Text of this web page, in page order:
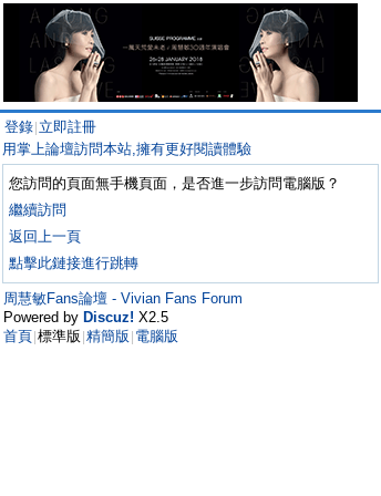
登錄 立即註冊
用掌上論壇訪問本站,擁有更好閱讀體驗
您訪問的頁面無手機頁面，是否進一步訪問電腦版？
繼續訪問
返回上一頁
點擊此鏈接進行跳轉
周慧敏Fans論壇 - Vivian Fans Forum
Powered by Discuz! X2.5
首頁 標準版 精簡版 電腦版